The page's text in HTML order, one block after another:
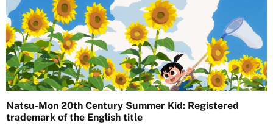
Natsu-Mon 20th Century Summer Kid: Registered
trademark of the English title